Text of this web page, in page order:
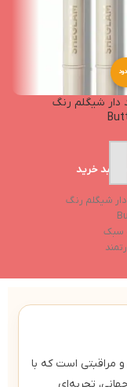
دار شیگلم رنگ
سبد خرید
دار شیگلم رنگ
سبک
است که با